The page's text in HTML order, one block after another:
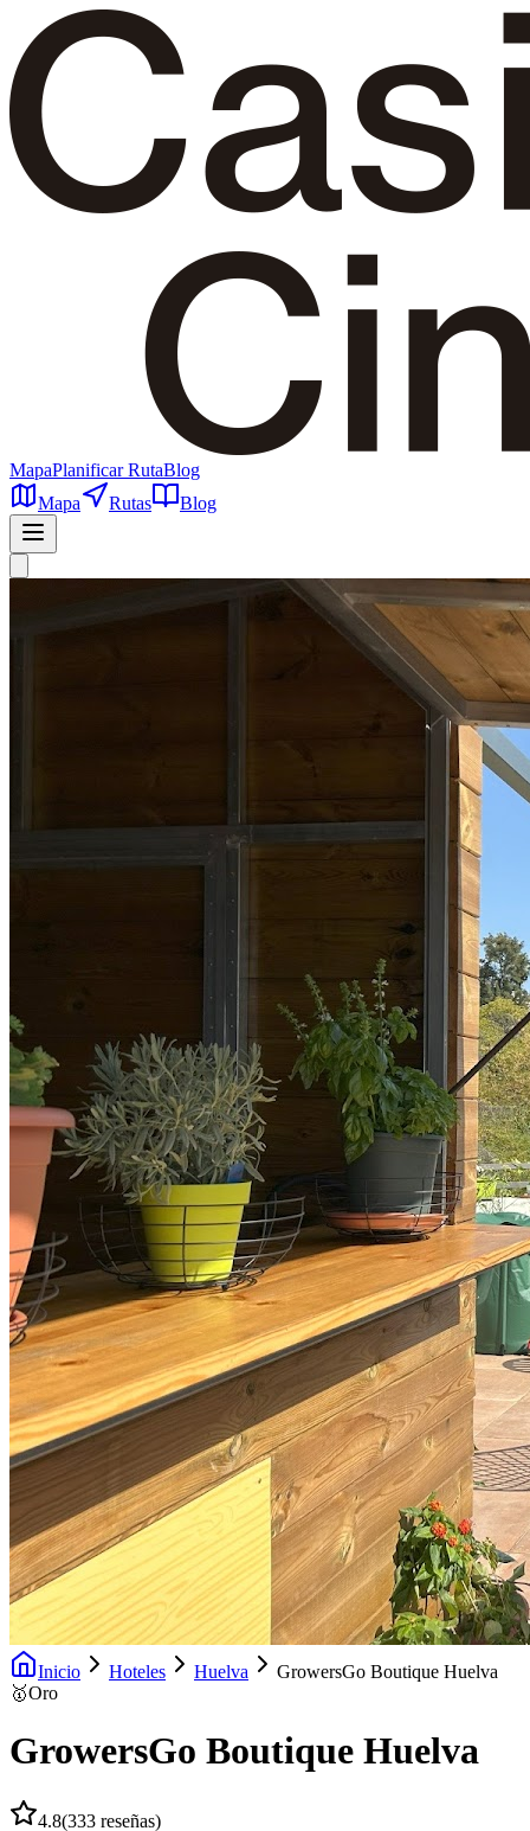
MapaPlanificar RutaBlog
Mapa
Rutas Blog
Inicio Hoteles Huelva
GrowersGo Boutique Huelva
🥇Oro
GrowersGo Boutique Huelva
4.8(333 reseñas)